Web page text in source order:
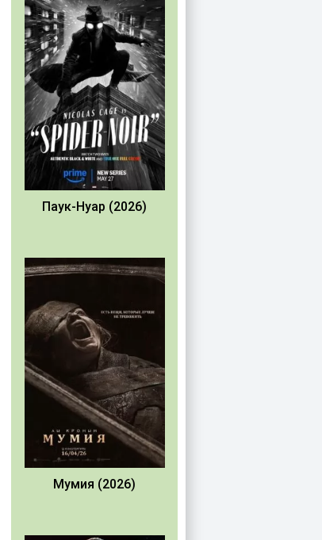
Паук-Нуар (2026)
Мумия (2026)